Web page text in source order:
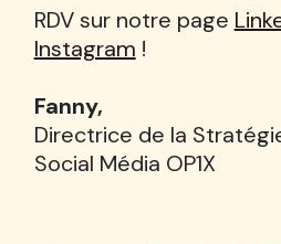
RDV sur notre page
Instagram !
Fanny,
Directrice de la
Social Média OP1X